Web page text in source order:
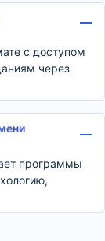
с доступом
через
программы